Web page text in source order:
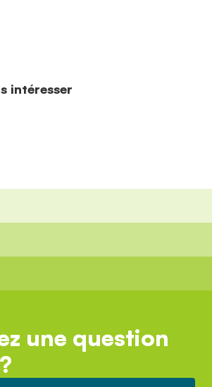
intéresser
une question